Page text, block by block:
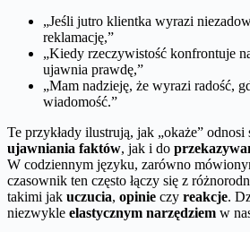
„Jeśli jutro klientka wyrazi
reklamację,”
„Kiedy rzeczywistość konfrontuje
ujawnia prawdę,”
„Mam nadzieję, że wyrazi radość,
wiadomość.”
Te przykłady ilustrują, jak „okaże” odnosi
ujawniania faktów, jak i do
W codziennym języku, zarówno
czasownik ten często łączy się z
takimi jak uczucia, opinie czy reakcje.
niezwykle elastycznym narzędziem w